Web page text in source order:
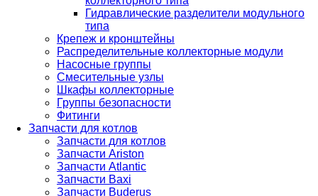
Гидравлические разделители модульного
типа
Крепеж и кронштейны
Распределительные коллекторные модули
Насосные группы
Смесительные узлы
Шкафы коллекторные
Группы безопасности
Фитинги
Запчасти для котлов
Запчасти для котлов
Запчасти Ariston
Запчасти Atlantic
Запчасти Baxi
Запчасти Buderus